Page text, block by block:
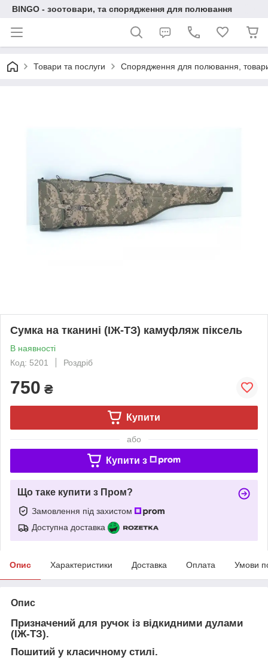
BINGO - зоотовари, та спорядження для полювання
Товари та послуги Спорядження для полювання,
Сумка на тканині (ІЖ-ТЗ) камуфляж піксель
В наявності
Код: 5201
Роздріб
750 ₴
Купити
або
Купити з
Що таке купити з Пром?
Замовлення під захистом
Доступна доставка
Опис Характеристики Доставка Оплата Умови
Опис
Призначений для ручок із відкидними дулами
(ІЖ-ТЗ).
Пошитий у класичному стилі.